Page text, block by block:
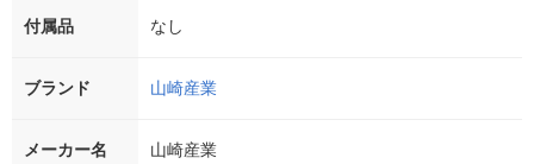
付属品 なし
ブランド 山崎産業
メーカー名 山崎産業